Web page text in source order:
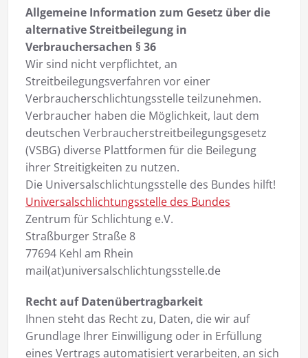
Allgemeine Information zum Gesetz über die
alternative Streitbeilegung in
Verbrauchersachen § 36
Wir sind nicht verpflichtet, an
Streitbeilegungsverfahren vor einer
Verbraucherschlichtungsstelle teilzunehmen.
Verbraucher haben die Möglichkeit, laut dem
deutschen Verbraucherstreitbeilegungsgesetz
(VSBG) diverse Plattformen für die Beilegung
ihrer Streitigkeiten zu nutzen.
Die Universal­schlichtungsstelle des Bundes hilft!
Universalschlichtungsstelle des Bundes
Zentrum für Schlichtung e.V.
Straßburger Straße 8
77694 Kehl am Rhein
mail(at)universalschlichtungsstelle.de
Recht auf Datenübertragbarkeit
Ihnen steht das Recht zu, Daten, die wir auf
Grundlage Ihrer Einwilligung oder in Erfüllung
eines Vertrags automatisiert verarbeiten, an sich